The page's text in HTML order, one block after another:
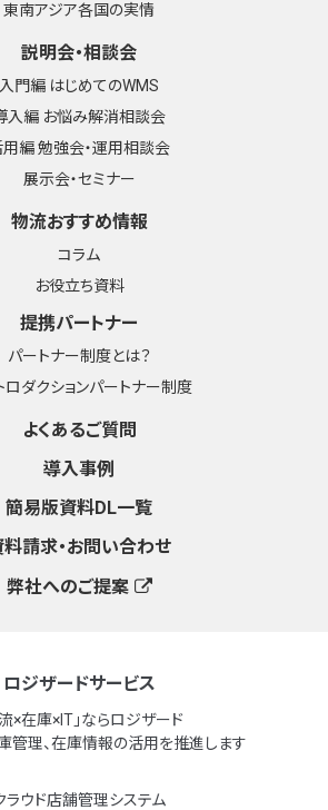
東南アジア各国の実情
説明会・相談会
入門編 はじめてのWMS
入編 お悩み解消相談会
用編 勉強会・運用相談会
展示会・セミナー
物流おすすめ情報
コラム
お役立ち資料
提携パートナー
パートナー制度とは？
ロダクションパートナー制度
よくあるご質問
導入事例
簡易版資料DL一覧
料請求・お問い合わせ
弊社へのご提案
ロジザードサービス
流×在庫×IT」ならロジザード
管理、在庫情報の活用を推進します
ラウド店舗管理システム